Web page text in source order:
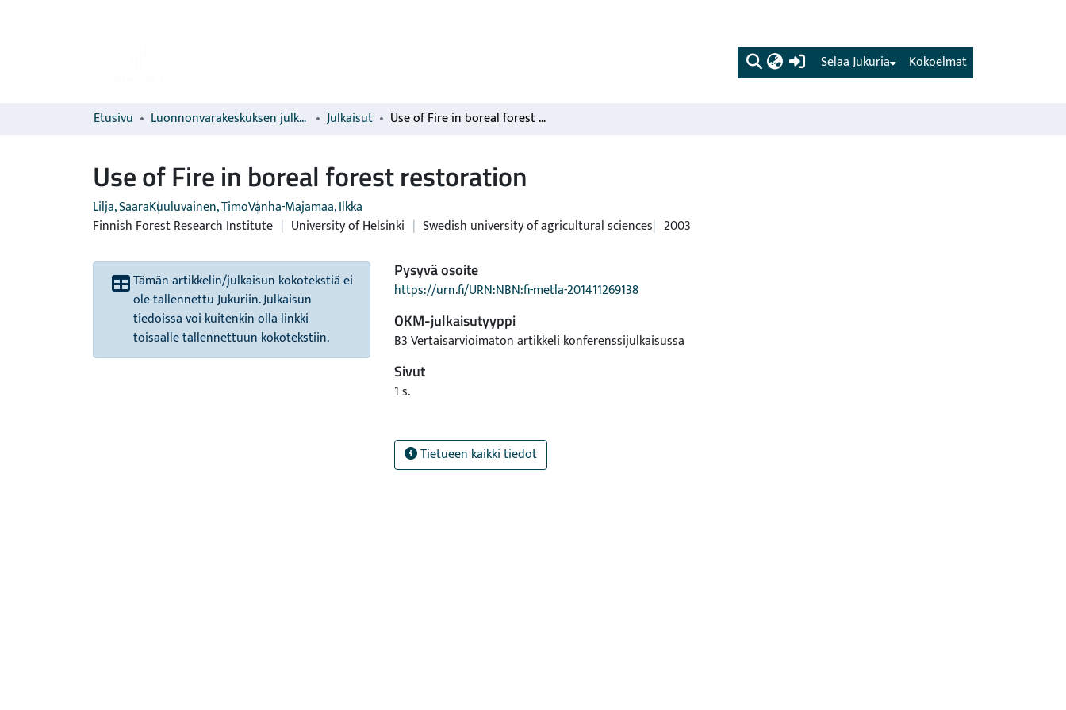
(current) Kokoelmat
Selaa Jukuria
Etusivu Luonnonvarakeskuksen julkaisut Julkaisut Use of Fire in boreal forest restoration
Use of Fire in boreal forest restoration
Lilja, SaaraKuuluvainen, TimoVanha-Majamaa, Ilkka
Finnish Forest Research Institute | University of Helsinki | Swedish university of agricultural sciences 2003
Tämän artikkelin/julkaisun kokotekstiä ei
ole tallennettu Jukuriin. Julkaisun
tiedoissa voi kuitenkin olla linkki
toisaalle tallennettuun kokotekstiin.
Pysyvä osoite
https://urn.fi/URN:NBN:fi-metla-201411269138
OKM-julkaisutyyppi
B3 Vertaisarvioimaton artikkeli konferenssijulkaisussa
Sivut
1 s.
Tietueen kaikki tiedot